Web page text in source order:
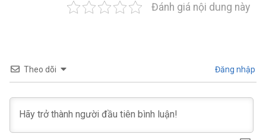
Đánh giá nội dung này
Theo dõi Đăng nhập